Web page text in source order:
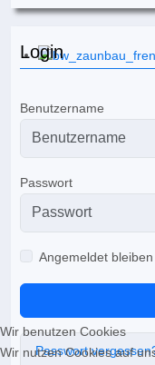
Login
Benutzername
Passwort
Angemeldet bleiben
Passwort
Wir benutzen Cookies
Wir nutzen Cookies auf